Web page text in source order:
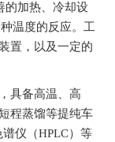
的加热、冷却设
温度的反应。工
置，以及一定的
具备高温、高
程蒸馏等提纯车
仪（HPLC）等